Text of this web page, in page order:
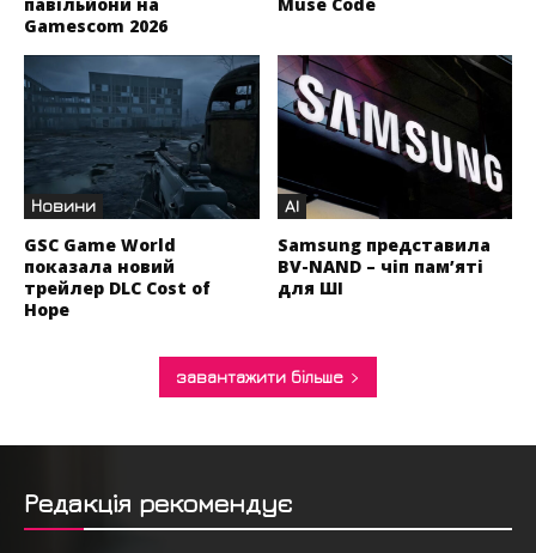
Gamescom 2026
Новини
GSC Game World
показала новий
трейлер DLC Cost of
Hope
AI
Samsung представила
BV-NAND – чіп пам’яті
для ШІ
завантажити більше
Редакція рекомендує